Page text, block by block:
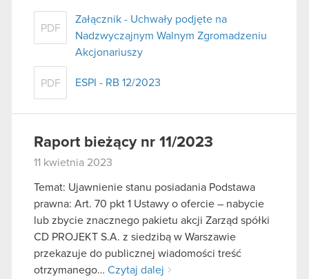
PDF
Załącznik - Uchwały podjęte na
Nadzwyczajnym Walnym Zgromadzeniu
Akcjonariuszy
PDF ESPI - RB 12/2023
Raport bieżący nr 11/2023
11 kwietnia 2023
Temat: Ujawnienie stanu posiadania Podstawa
prawna: Art. 70 pkt 1 Ustawy o ofercie – nabycie
lub zbycie znacznego pakietu akcji Zarząd spółki
CD PROJEKT S.A. z siedzibą w Warszawie
przekazuje do publicznej wiadomości treść
otrzymanego… Czytaj dalej